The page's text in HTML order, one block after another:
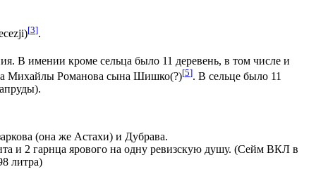
[3].
В имении кроме сельца было 11 деревень, в том числе и
Михайлы Романова сына Шишко(?)[5]. В сельце было 11
(она же Астахи) и Дубрава.
и 2 гарнца ярового на одну ревизскую душу. (Сейм ВКЛ в
литра)